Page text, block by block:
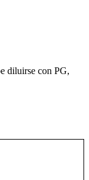
diluirse con PG,